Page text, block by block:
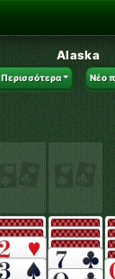
Alaska
Περισσότερα Νέο